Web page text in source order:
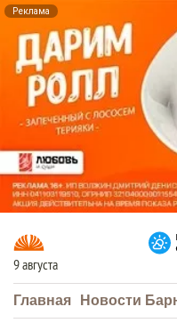
Реклама
9 августа
Главная Новости